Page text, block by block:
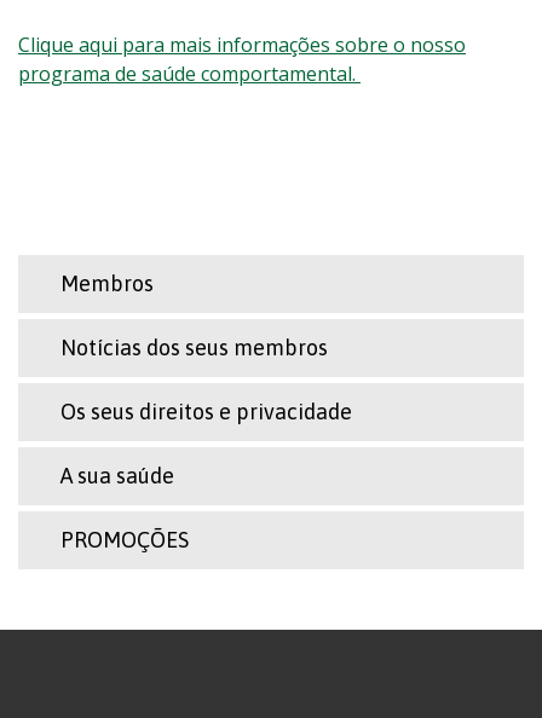
Clique aqui para mais informações sobre o nosso
programa de saúde comportamental.
Membros
Notícias dos seus membros
Os seus direitos e privacidade
A sua saúde
PROMOÇÕES